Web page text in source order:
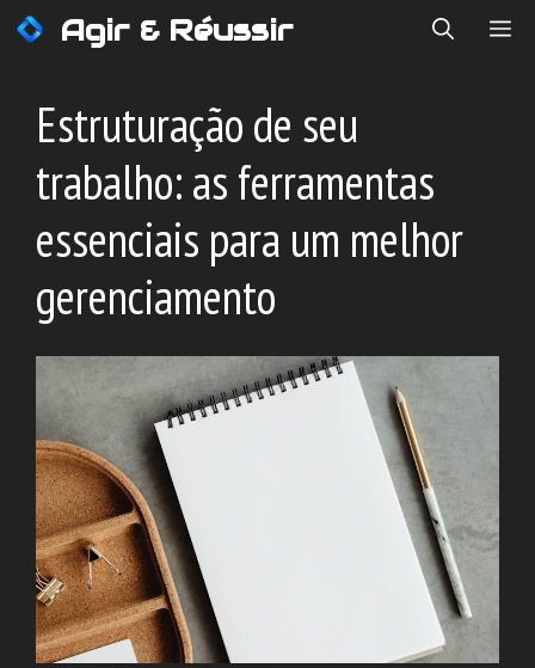
Saltar
para
conteúdo
Agir & Réussir
Estruturação de seu
trabalho: as ferramentas
essenciais para um melhor
gerenciamento